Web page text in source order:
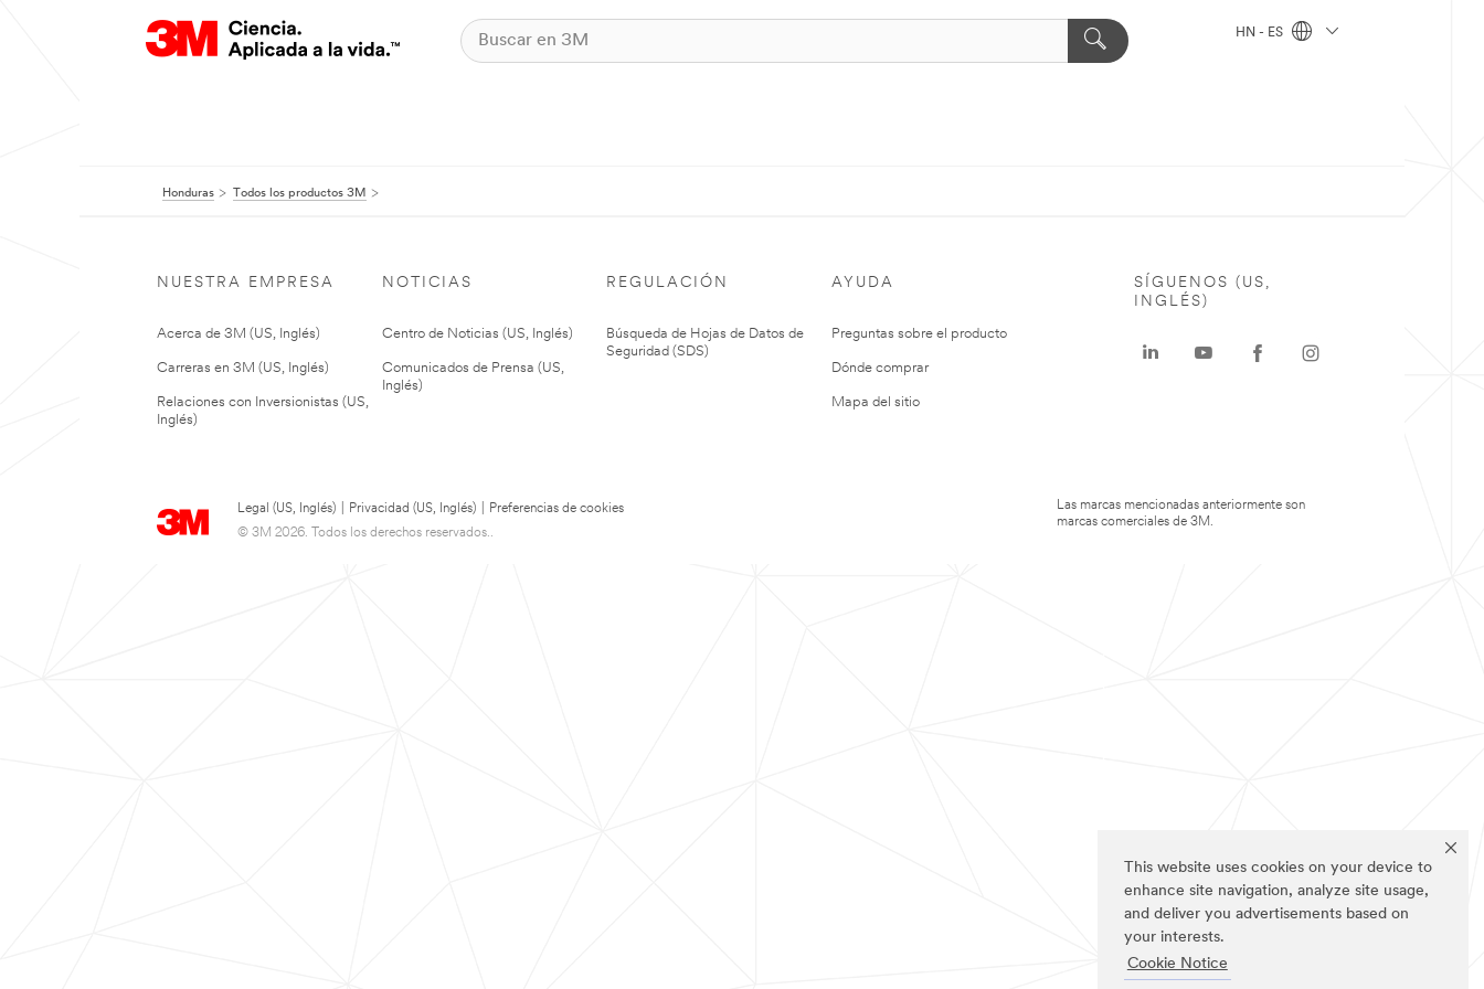
This website uses cookies on your device to
enhance site navigation, analyze site usage,
and deliver you advertisements based on
your interests.
Cookie Notice
HN - ES
Honduras Todos los productos 3M
NUESTRA EMPRESA
Acerca de 3M (US, Inglés)
Carreras en 3M (US, Inglés)
Relaciones con Inversionistas (US,
Inglés)
NOTICIAS
Centro de Noticias (US, Inglés)
Comunicados de Prensa (US,
Inglés)
REGULACIÓN
Búsqueda de Hojas de Datos de
Seguridad (SDS)
AYUDA
Preguntas sobre el producto
Dónde comprar
Mapa del sitio
Legal (US, Inglés) Privacidad (US, Inglés)
Preferencias de cookies
© 3M 2026. Todos los derechos reservados..
SÍGUENOS (US,
INGLÉS)
Las marcas mencionadas anteriormente son
marcas comerciales de 3M.